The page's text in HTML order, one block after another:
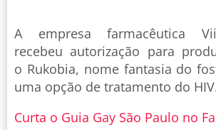
A empresa farmacêutica
recebeu autorização para
o Rukobia, nome fantasia do
uma opção de tratamento do
Curta o Guia Gay São Paulo no